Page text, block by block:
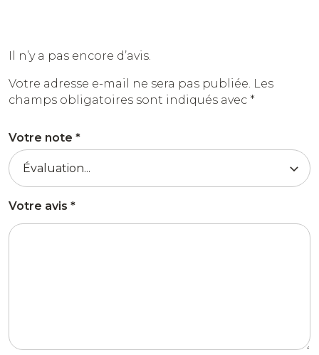
Il n’y a pas encore d’avis.
Votre adresse e-mail ne sera pas publiée. Les
champs obligatoires sont indiqués avec *
Votre note *
Votre avis *